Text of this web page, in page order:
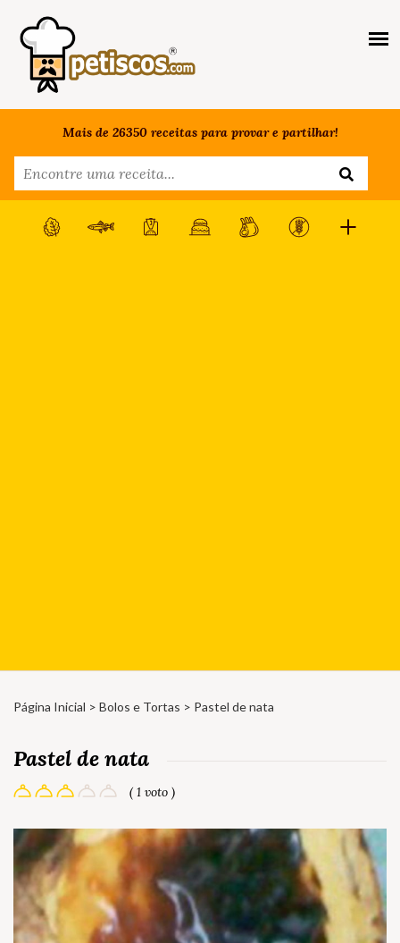
Mais de 26350 receitas para provar e partilhar!
Página Inicial > Bolos e Tortas > Pastel de nata
Pastel de nata
( 1 voto )